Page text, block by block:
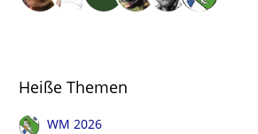
Heiße Themen
WM 2026